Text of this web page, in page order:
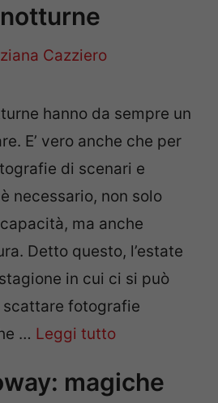
Cazziero
hanno da sempre un
E’ vero anche che per
di scenari e
necessario, non solo
ma anche
Detto questo, l’estate
in cui ci si può
fotografie
… Leggi tutto
magiche